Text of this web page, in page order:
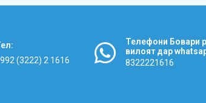
(3222) 2 1616
Телефони Бовари
вилоят дар
8322221616